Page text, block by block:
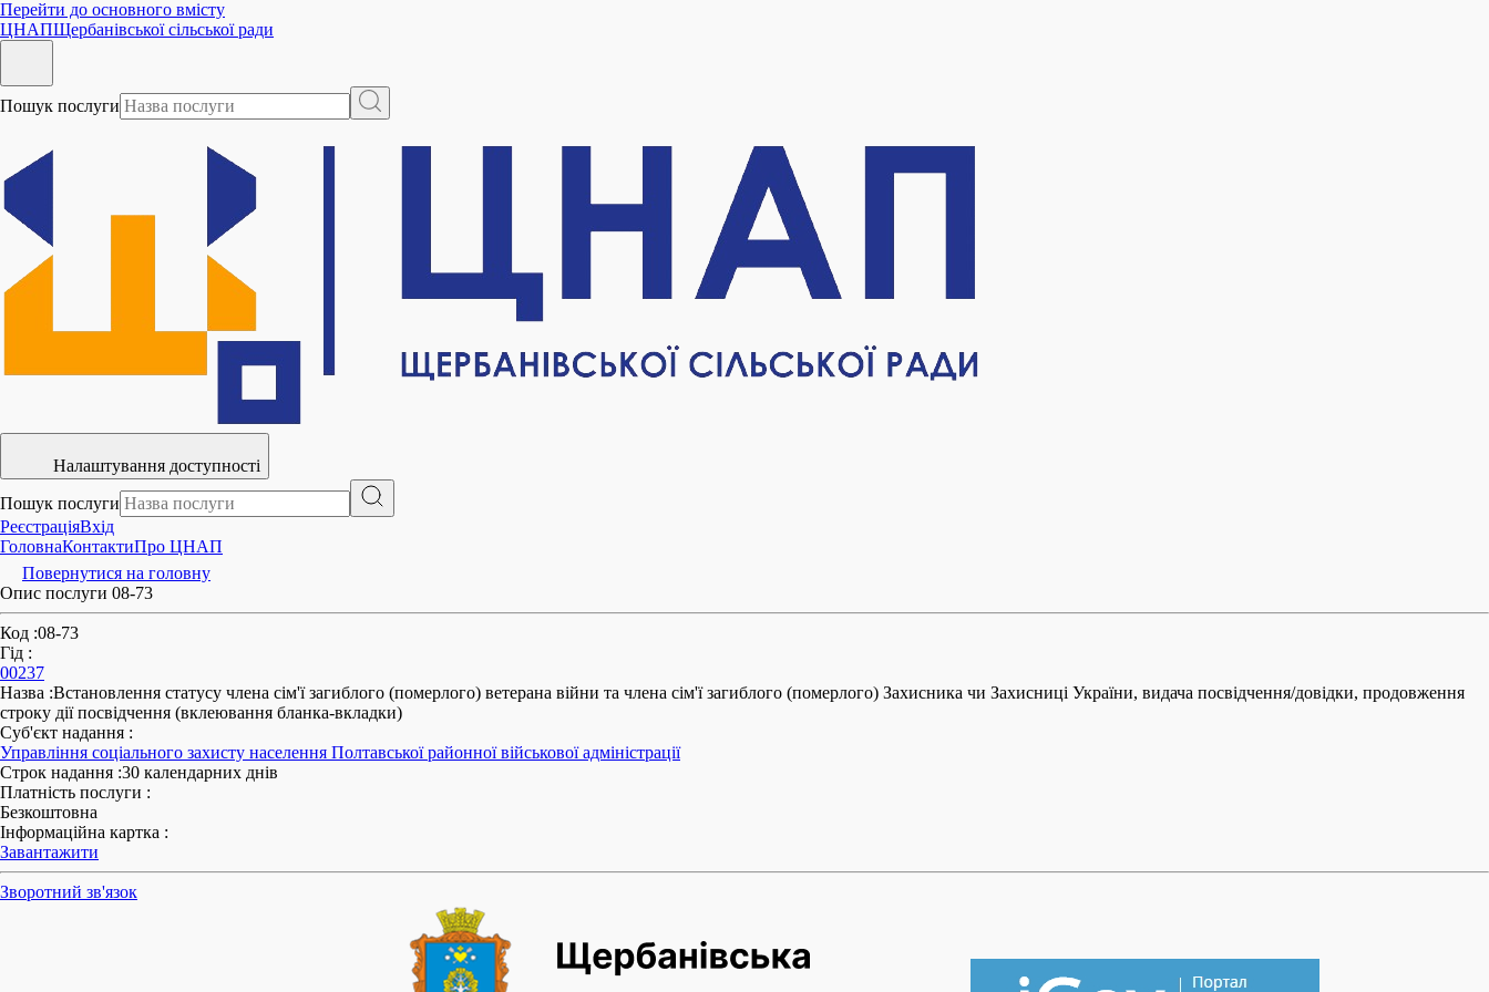
Перейти до основного вмісту
ЦНАПЩербанівської сільської ради
Пошук послуги
Налаштування доступності
Пошук послуги
РеєстраціяВхід
ГоловнаКонтактиПро ЦНАП
Повернутися на головну
Опис послуги 08-73
Код :08-73
Гід :
00237
Назва :Встановлення статусу члена сім'ї загиблого (померлого) ветерана війни та члена сім'ї загиблого (померлого) Захисника чи Захисниці України, видача посвідчення/довідки, продовження
строку дії посвідчення (вклеювання бланка-вкладки)
Суб'єкт надання :
Управління соціального захисту населення Полтавської районної військової адміністрації
Строк надання :30 календарних днів
Платність послуги :
Безкоштовна
Інформаційна картка :
Завантажити
Зворотний зв'язок